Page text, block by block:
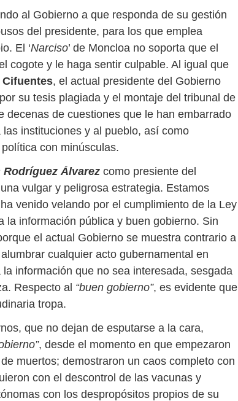
al Gobierno a que responda de su gestión
del presidente, para los que emplea
El ‘Narciso’ de Moncloa no soporta que el
cogote y le haga sentir culpable. Al igual que
, el actual presidente del Gobierno
su tesis plagiada y el montaje del tribunal de
decenas de cuestiones que le han embarrado
instituciones y al pueblo, así como
con minúsculas.
Álvarez como presiente del
vulgar y peligrosa estrategia. Estamos
venido velando por el cumplimiento de la Ley
la información pública y buen gobierno. Sin
el actual Gobierno se muestra contrario a
cualquier acto gubernamental en
información que no sea interesada, sesgada
Respecto al “buen gobierno”, es evidente que
tropa.
que no dejan de esputarse a la cara,
, desde el momento en que empezaron
muertos; demostraron un caos completo con
con el descontrol de las vacunas y
con los despropósitos propios de su